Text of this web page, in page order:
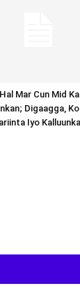
Mar Cun Mid
Digaagga,
Iyo Kalluunka